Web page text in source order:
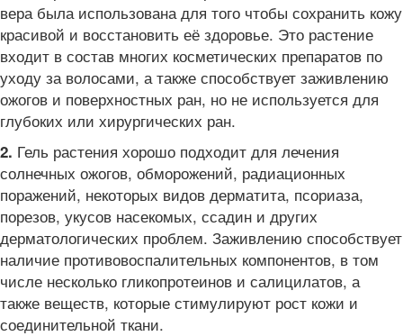
вера была использована для того чтобы сохранить кожу
красивой и восстановить её здоровье. Это растение
входит в состав многих косметических препаратов по
уходу за волосами, а также способствует заживлению
ожогов и поверхностных ран, но не используется для
глубоких или хирургических ран.
2. Гель растения хорошо подходит для лечения
солнечных ожогов, обморожений, радиационных
поражений, некоторых видов дерматита, псориаза,
порезов, укусов насекомых, ссадин и других
дерматологических проблем. Заживлению способствует
наличие противовоспалительных компонентов, в том
числе несколько гликопротеинов и салицилатов, а
также веществ, которые стимулируют рост кожи и
соединительной ткани.